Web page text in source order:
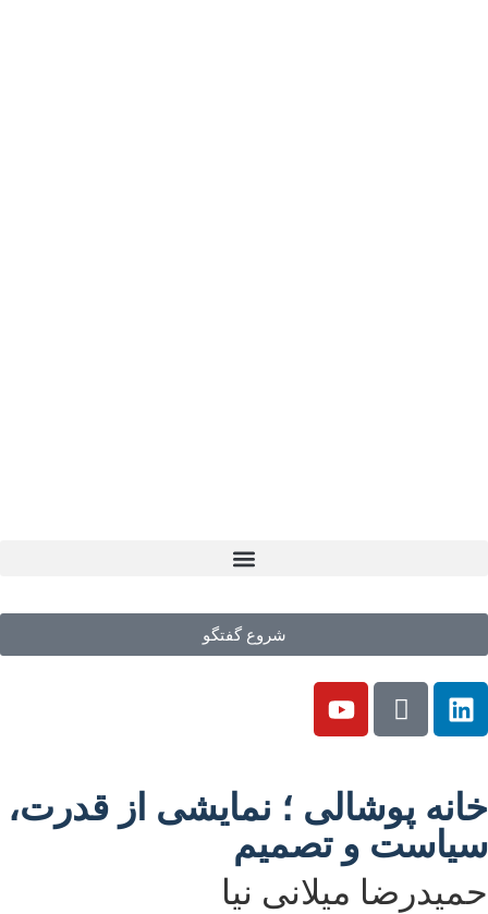
شروع گفتگو
خانه پوشالی ؛ نمایشی از قدرت،
سیاست و تصمیم
حمیدرضا میلانی نیا